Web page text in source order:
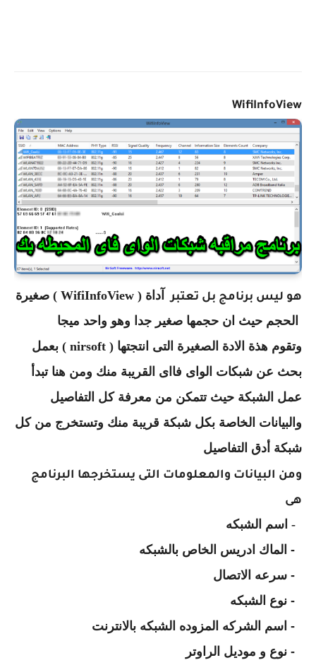
WifiInfoView
هو ليس برنامج بل تعتبر
آداة ( WifiInfoView ) صغيرة
الحجم حيث ان حجمها صغير جدا وهو واحد ميجا
وتقوم هذة الادة الصغيرة التى انتجتها (
nirsoft ) بعمل
بحث عن شبكات الواى فااى القريبة منك ومن هنا تبدأ
عمل الشبكة حيث تتمكن من معرفة كل التفاصيل
والبيانات الخاصة بكل شبكة قريبة منك وتستخرج من كل
شبكة أدق التفاصيل
ومن البيانات والمعلومات التى يستخرجها البرنامج
هى
اسم الشبكه
الماك ادريس الخاص بالشبكه
سرعه الاتصال
نوع الشبكه
اسم الشركه المزوده الشبكه بالانترنت
نوع و موديل الراوتر